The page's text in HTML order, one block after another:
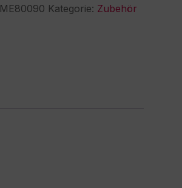
n
ME80090 Kategorie: Zubehör